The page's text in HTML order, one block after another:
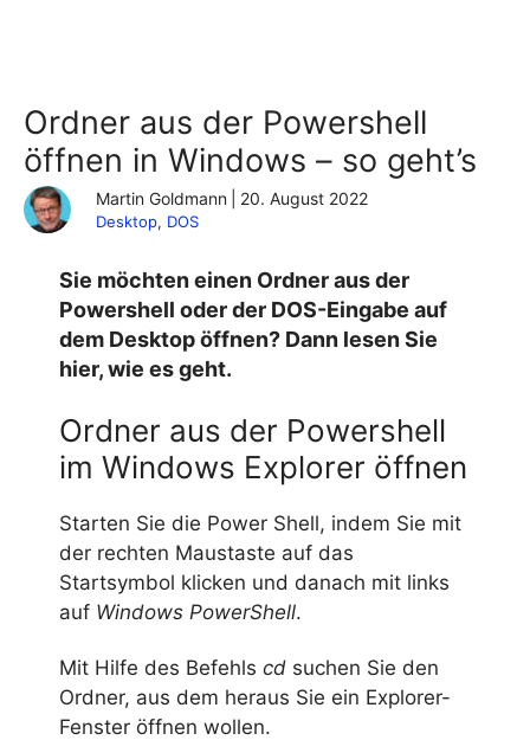
Ordner aus der Powershell
öffnen in Windows – so geht’s
Martin Goldmann 20. August 2022
Desktop, DOS
Sie möchten einen Ordner aus der
Powershell oder der DOS-Eingabe auf
dem Desktop öffnen? Dann lesen Sie
hier, wie es geht.
Ordner aus der Powershell
im Windows Explorer öffnen
Starten Sie die Power Shell, indem Sie mit
der rechten Maustaste auf das
Startsymbol klicken und danach mit links
auf Windows PowerShell.
Mit Hilfe des Befehls cd suchen Sie den
Ordner, aus dem heraus Sie ein Explorer-
Fenster öffnen wollen.